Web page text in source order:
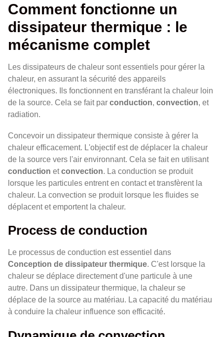
Comment fonctionne un
dissipateur thermique : le
mécanisme complet
Les dissipateurs de chaleur sont essentiels pour gérer la
chaleur, en assurant la sécurité des appareils
électroniques. Ils fonctionnent en transférant la chaleur loin
de la source. Cela se fait par conduction, convection, et
radiation.
Concevoir un dissipateur thermique consiste à gérer la
chaleur efficacement. L'objectif est de déplacer la chaleur
de la source vers l'air environnant. Cela se fait en utilisant
conduction etconvection. La conduction se produit
lorsque les particules entrent en contact et transfèrent la
chaleur. La convection se produit lorsque les fluides se
déplacent et emportent la chaleur.
Process de conduction
Le processus de conduction est essentiel dans
Conception de dissipateur thermique. C'est lorsque la
chaleur se déplace directement d'une particule à une
autre. Dans un dissipateur thermique, la chaleur se
déplace de la source au matériau. La capacité du matériau
à conduire la chaleur influence son efficacité.